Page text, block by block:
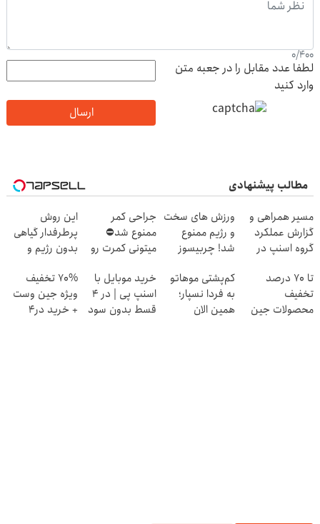
0/400
لطفا عدد مقابل را در جعبه متن
وارد کنید
ارسال
مطالب پیشنهادی
مسیر همراهی و
گزارش عملکرد
گروه اسنپ در
ورزش های سخت
و رژیم ممنوع
شد! چربیسوز
شد(موجودی
محدود)
جراحی کمر
ممنوع شد⛔
میتونی کمرت رو
کنی! 👈🏻
پرسش‌نامه
این روش
پرطرفدار گیاهی
بدون رژیم و
میکنه
تا 70 درصد
تخفیف
محصولات جین
کم‌پشتی موهاتو
به فردا نسپار؛
همین الان
خرید موبایل با
اسنپ پی | در ۴
قسط بدون سود
70% تخفیف
ویژه جین وست
+ خرید در4